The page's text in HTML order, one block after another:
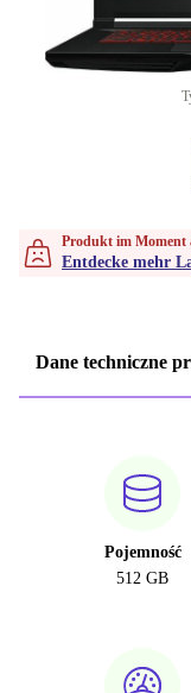
Produkt im Moment
Entdecke mehr
Dane techniczne
Pojemność
512 GB